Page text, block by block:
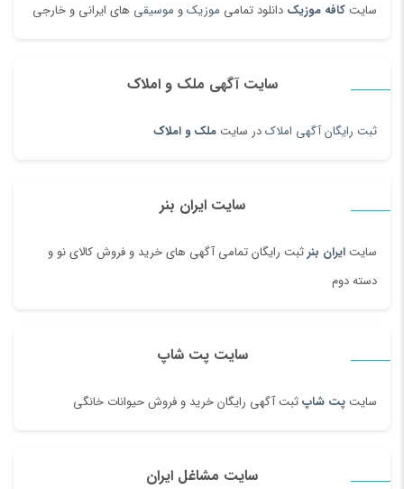
سایت کافه موزیک دانلود تمامی موزیکو موسیقی های ایرانی و خارجی
سایت آگهی ملک و املاک
ثبت رایگان آگهی املاکدر سایت ملک و املاک
سایت ایران بنر
سایت ایران بنرثبت رایگان تمامی آگهی های خرید و فروش کالای نو و
دسته دوم
سایت پت شاپ
سایت پت شاپثبت آگهی رایگان خرید و فروش حیوانات خانگی
سایت مشاغل ایران